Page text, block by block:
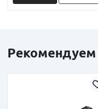
Рекомендуем